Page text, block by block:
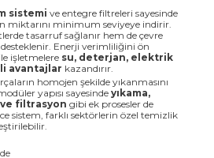
sistemi ve entegre filtreleri sayesinde
miktarını minimum seviyeye indirir.
tasarruf sağlanır hem de çevre
Enerji verimliliğini ön
işletmelere su, deterjan, elektrik
avantajlar kazandırır.
homojen şekilde yıkanmasını
yapısı sayesindeyıkama,
filtrasyon gibi ek prosesler de
sistem, farklı sektörlerin özel temizlik